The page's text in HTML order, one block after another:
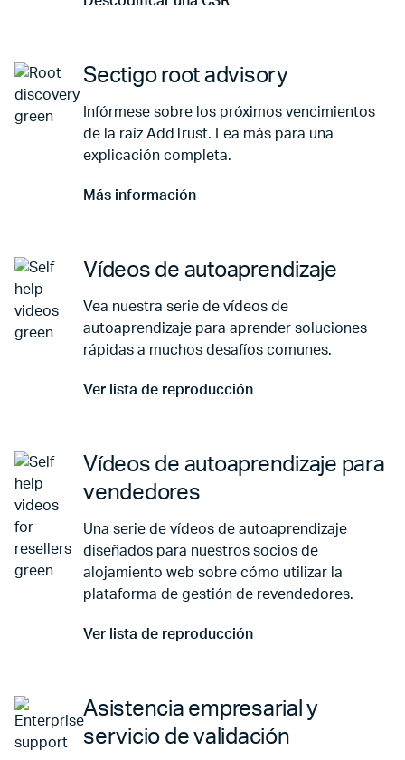
Ir a Descodificar una CSR
Sectigo root advisory
Infórmese sobre los próximos vencimientos
de la raíz AddTrust. Lea más para una
explicación completa.
Más información
Ir a Más información
Vídeos de autoaprendizaje
Vea nuestra serie de vídeos de
autoaprendizaje para aprender soluciones
rápidas a muchos desafíos comunes.
Ver lista de reproducción
Ir a Ver lista de reproducción
Vídeos de autoaprendizaje para
vendedores
Una serie de vídeos de autoaprendizaje
diseñados para nuestros socios de
alojamiento web sobre cómo utilizar la
plataforma de gestión de revendedores.
Ver lista de reproducción
Ir a Ver lista de reproducción
Asistencia empresarial y
servicio de validación